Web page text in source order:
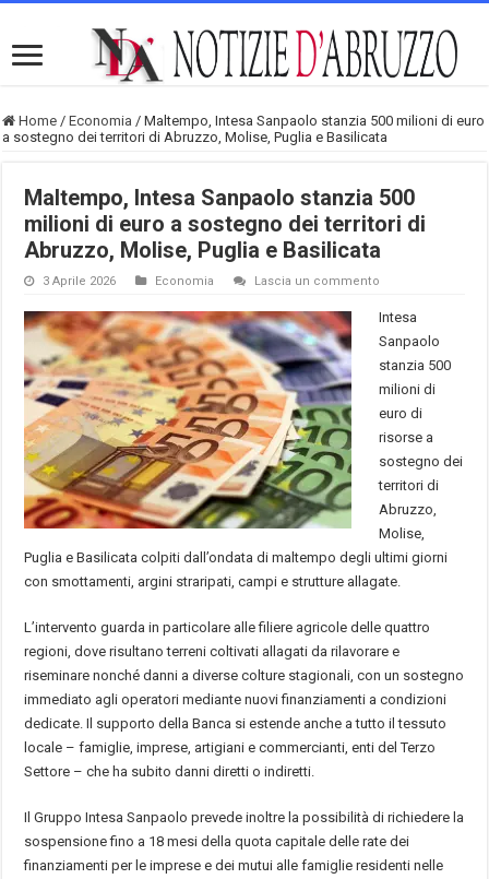
Home / Economia / Maltempo, Intesa Sanpaolo stanzia 500 milioni di euro
a sostegno dei territori di Abruzzo, Molise, Puglia e Basilicata
Maltempo, Intesa Sanpaolo stanzia 500
milioni di euro a sostegno dei territori di
Abruzzo, Molise, Puglia e Basilicata
3 Aprile 2026 Economia Lascia un commento
Intesa
Sanpaolo
stanzia 500
milioni di
euro di
risorse a
sostegno dei
territori di
Abruzzo,
Molise,
Puglia e Basilicata colpiti dall’ondata di maltempo degli ultimi giorni
con smottamenti, argini straripati, campi e strutture allagate.
L’intervento guarda in particolare alle filiere agricole delle quattro
regioni, dove risultano terreni coltivati allagati da rilavorare e
riseminare nonché danni a diverse colture stagionali, con un sostegno
immediato agli operatori mediante nuovi finanziamenti a condizioni
dedicate. Il supporto della Banca si estende anche a tutto il tessuto
locale – famiglie, imprese, artigiani e commercianti, enti del Terzo
Settore – che ha subito danni diretti o indiretti.
Il Gruppo Intesa Sanpaolo prevede inoltre la possibilità di richiedere la
sospensione fino a 18 mesi della quota capitale delle rate dei
finanziamenti per le imprese e dei mutui alle famiglie residenti nelle